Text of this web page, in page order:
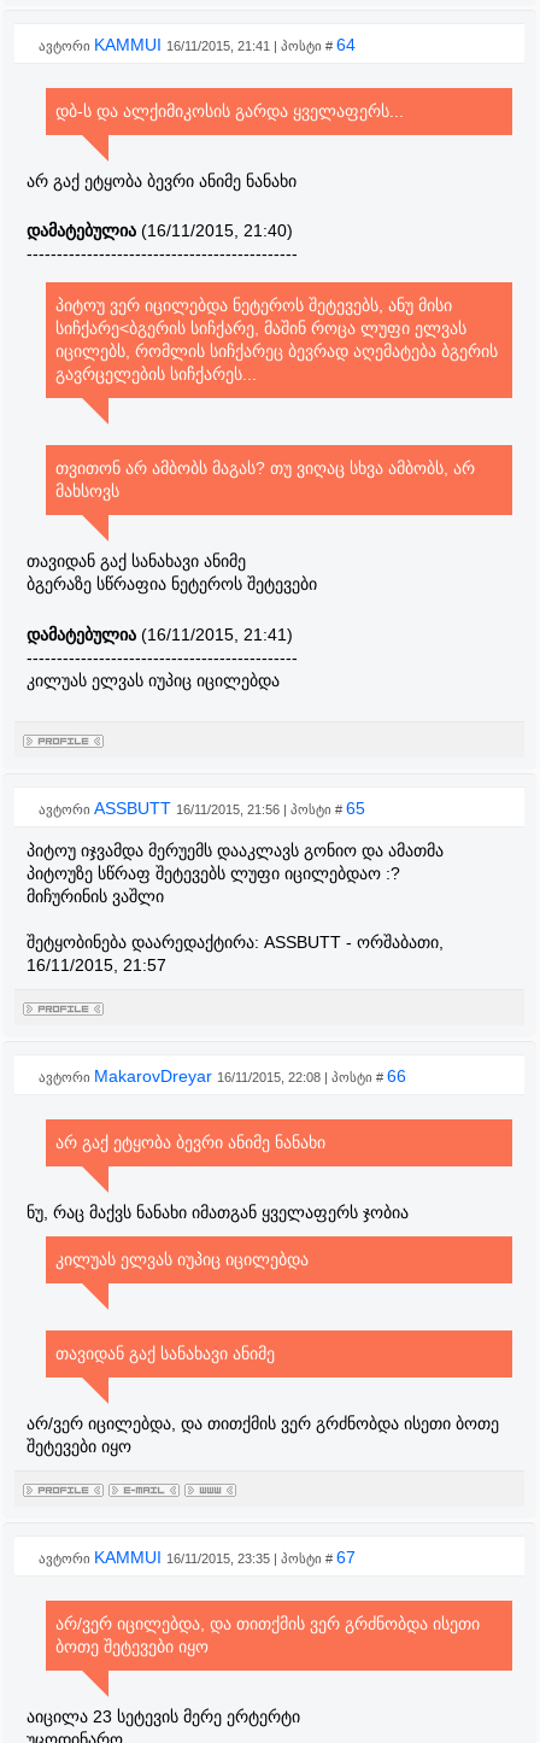
ავტორი KAMMUI 16/11/2015, 21:41 | პოსტი # 64
დბ-ს და ალქიმიკოსის გარდა ყველაფერს...
არ გაქ ეტყობა ბევრი ანიმე ნანახი
დამატებულია (16/11/2015, 21:40)
---------------------------------------------
პიტოუ ვერ იცილებდა ნეტეროს შეტევებს, ანუ მისი
სიჩქარე<ბგერის სიჩქარე, მაშინ როცა ლუფი ელვას
იცილებს, რომლის სიჩქარეც ბევრად აღემატება ბგერის
გავრცელების სიჩქარეს...
თვითონ არ ამბობს მაგას? თუ ვიღაც სხვა ამბობს, არ
მახსოვს
თავიდან გაქ სანახავი ანიმე
ბგერაზე სწრაფია ნეტეროს შეტევები
დამატებულია (16/11/2015, 21:41)
---------------------------------------------
კილუას ელვას იუპიც იცილებდა
ავტორი ASSBUTT 16/11/2015, 21:56 | პოსტი # 65
პიტოუ იჯვამდა მერუემს დააკლავს გონიო და ამათმა
პიტოუზე სწრაფ შეტევებს ლუფი იცილებდაო :?
მიჩურინის ვაშლი
შეტყობინება დაარედაქტირა: ASSBUTT - ორშაბათი,
16/11/2015, 21:57
ავტორი MakarovDreyar 16/11/2015, 22:08 | პოსტი # 66
არ გაქ ეტყობა ბევრი ანიმე ნანახი
ნუ, რაც მაქვს ნანახი იმათგან ყველაფერს ჯობია
კილუას ელვას იუპიც იცილებდა
თავიდან გაქ სანახავი ანიმე
არ/ვერ იცილებდა, და თითქმის ვერ გრძნობდა ისეთი ბოთე
შეტევები იყო
ავტორი KAMMUI 16/11/2015, 23:35 | პოსტი # 67
არ/ვერ იცილებდა, და თითქმის ვერ გრძნობდა ისეთი
ბოთე შეტევები იყო
აიცილა 23 სეტევის მერე ერტერტი